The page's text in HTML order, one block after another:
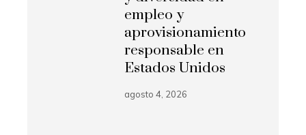
empleo y
aprovisionamiento
responsable en
Estados Unidos
agosto 4, 2026